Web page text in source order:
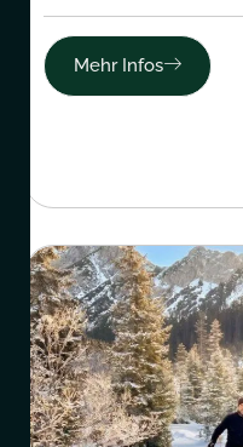
Mehr Infos